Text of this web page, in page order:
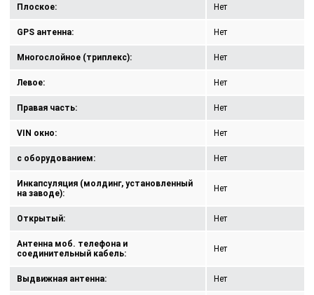
Плоское: Нет
GPS антенна: Нет
Многослойное (триплекс): Нет
Левое: Нет
Правая часть: Нет
VIN окно: Нет
с оборудованием: Нет
Инкапсуляция (молдинг, установленный
на заводе):
Нет
Открытый: Нет
Антенна моб. телефона и
соединительный кабель:
Нет
Выдвижная антенна: Нет